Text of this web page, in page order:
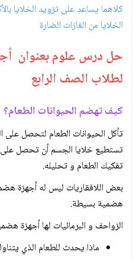
كلاهما يساعد على تزويد الخلايا
الخلايا من الغازات الضارة
حل درس علوم بعنوان
لطلاب الصف الرابع
كيف تهضم الحيوانات الطعام؟
تأكل الحيوانات الطعام لتحصل
تستطيع خلايا الجسم أن تحصل على
تفكيك الطعام و تحليله.
بعض اللافقاريات ليس له أجهزة
هضمية بسيطة.
الزواحف و البرمائيات لها أجهزة
ماذا يحدث للطعام الذي